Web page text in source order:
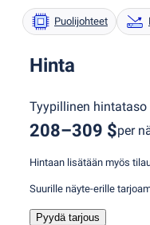
Puolijohteet
Hinta
Tyypillinen hintataso
208–309 $per
Hintaan lisätään myös
Suurille näyte-erille
Pyydä tarjous